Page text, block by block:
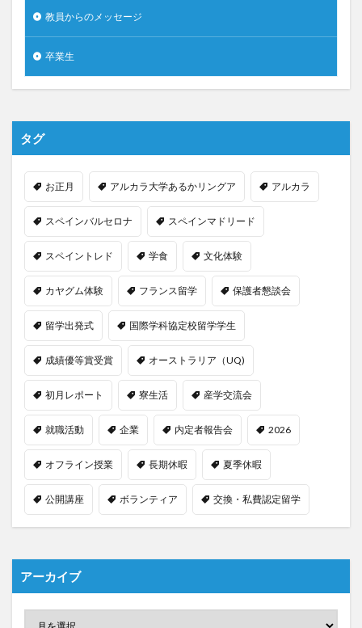
教員からのメッセージ
卒業生
タグ
お正月 アルカラ大学あるかリングア アルカラ
スペインバルセロナ スペインマドリード
スペイントレド 学食 文化体験
カヤグム体験 フランス留学 保護者懇談会
留学出発式 国際学科協定校留学学生
成績優等賞受賞 オーストラリア（UQ)
初月レポート 寮生活 産学交流会
就職活動 企業 内定者報告会 2026
オフライン授業 長期休暇 夏季休暇
公開講座 ボランティア 交換・私費認定留学
アーカイブ